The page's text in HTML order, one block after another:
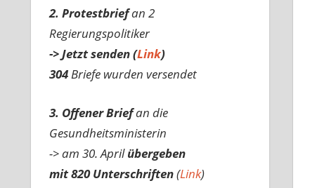
2. Protestbriefan 2
Regierungspolitiker
-> Jetzt senden (Link)
304Briefe wurden versendet
3. Offener Briefan die
Gesundheitsministerin
-> am 30. Aprilübergeben
mit 820 Unterschriften(Link)